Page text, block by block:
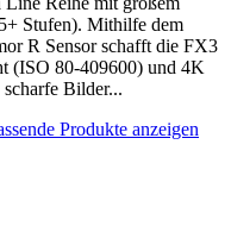
Stufen). Mithilfe dem
R Sensor schafft die FX3
(ISO 80-409600) und 4K
Bilder...
Produkte anzeigen